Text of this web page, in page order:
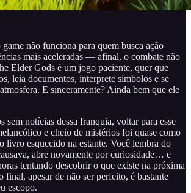
não funciona para quem busca ação
mais aceleradas — afinal, o combate não
Elder Gods é um jogo paciente, quer que
leia documentos, interprete símbolos e se
E sinceramente? Ainda bem que ele
sem notícias dessa franquia, voltar para esse
e cheio de mistérios foi quase como
livro esquecido na estante. Você lembra do
abre novamente por curiosidade… e
tentando descobrir o que existe na próxima
final, apesar de não ser perfeito, é bastante
escopo.